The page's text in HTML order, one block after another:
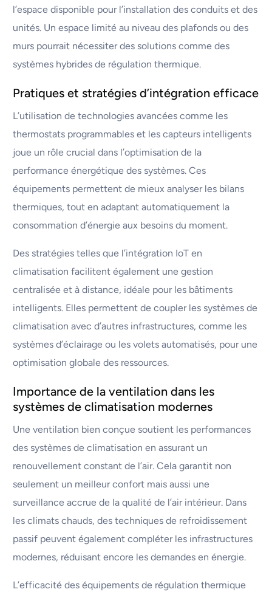
l’espace disponible pour l’installation des conduits et des
unités. Un espace limité au niveau des plafonds ou des
murs pourrait nécessiter des solutions comme des
systèmes hybrides de régulation thermique.
Pratiques et stratégies d’intégration efficace
L’utilisation de technologies avancées comme les
thermostats programmables et les capteurs intelligents
joue un rôle crucial dans l’optimisation de la
performance énergétique des systèmes. Ces
équipements permettent de mieux analyser les bilans
thermiques, tout en adaptant automatiquement la
consommation d’énergie aux besoins du moment.
Des stratégies telles que l’intégration IoT en
climatisation facilitent également une gestion
centralisée et à distance, idéale pour les bâtiments
intelligents. Elles permettent de coupler les systèmes de
climatisation avec d’autres infrastructures, comme les
systèmes d’éclairage ou les volets automatisés, pour une
optimisation globale des ressources.
Importance de la ventilation dans les
systèmes de climatisation modernes
Une ventilation bien conçue soutient les performances
des systèmes de climatisation en assurant un
renouvellement constant de l’air. Cela garantit non
seulement un meilleur confort mais aussi une
surveillance accrue de la qualité de l’air intérieur. Dans
les climats chauds, des techniques de refroidissement
passif peuvent également compléter les infrastructures
modernes, réduisant encore les demandes en énergie.
L’efficacité des équipements de régulation thermique